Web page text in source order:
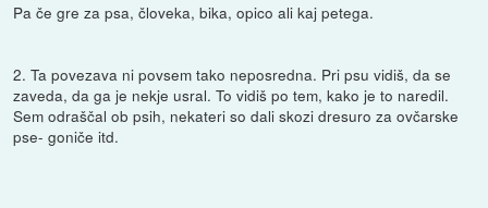
Pa če gre za psa, človeka, bika, opico ali kaj petega.
2. Ta povezava ni povsem tako neposredna. Pri psu vidiš, da se
zaveda, da ga je nekje usral. To vidiš po tem, kako je to naredil.
Sem odraščal ob psih, nekateri so dali skozi dresuro za ovčarske
pse- goniče itd.